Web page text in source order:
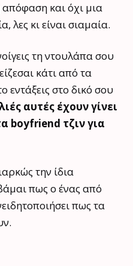
απόφαση και όχι μια
λες κι είναι σιαμαία.
τη ντουλάπα σου
κάτι από τα
εντάξεις στο δικό σου
αυτές έχουν γίνει
boyfriend τζιν για
την ίδια
πως ο ένας από
πως τα